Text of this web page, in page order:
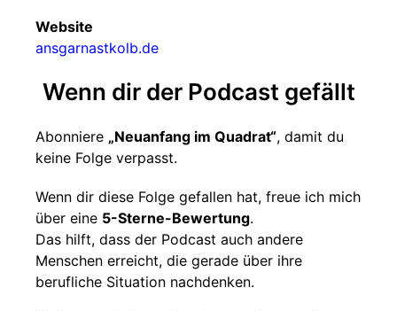
Website
ansgarnastkolb.de
Wenn dir der Podcast gefällt
Abonniere „Neuanfang im Quadrat“, damit du
keine Folge verpasst.
Wenn dir diese Folge gefallen hat, freue ich mich
über eine 5-Sterne-Bewertung.
Das hilft, dass der Podcast auch andere
Menschen erreicht, die gerade über ihre
berufliche Situation nachdenken.